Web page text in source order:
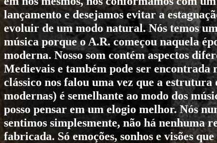
lançamento e desejamos evitar a
evoluir de um modo natural. Nós temos
música porque o A.R.começou naquela
moderna. Nosso som contém aspectos
Medievais e também pode ser
clássico nos falou uma vez que a estrutura
modernas) é semelhante ao modo dos
posso pensar em um elogio melhor. Nós
sentimos simplesmente, não há nenhuma
fabricada. Só emoções, sonhos e visões